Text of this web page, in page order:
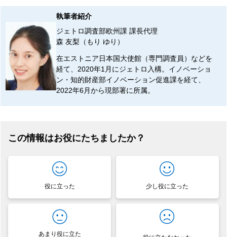
執筆者紹介
ジェトロ調査部欧州課 課長代理
森 友梨（もり ゆり）
在エストニア日本国大使館（専門調査員）などを
経て、2020年1月にジェトロ入構。イノベーショ
ン・知的財産部イノベーション促進課を経て、
2022年6月から現部署に所属。
この情報はお役にたちましたか？
役に立った 少し役に立った
あまり役に立た